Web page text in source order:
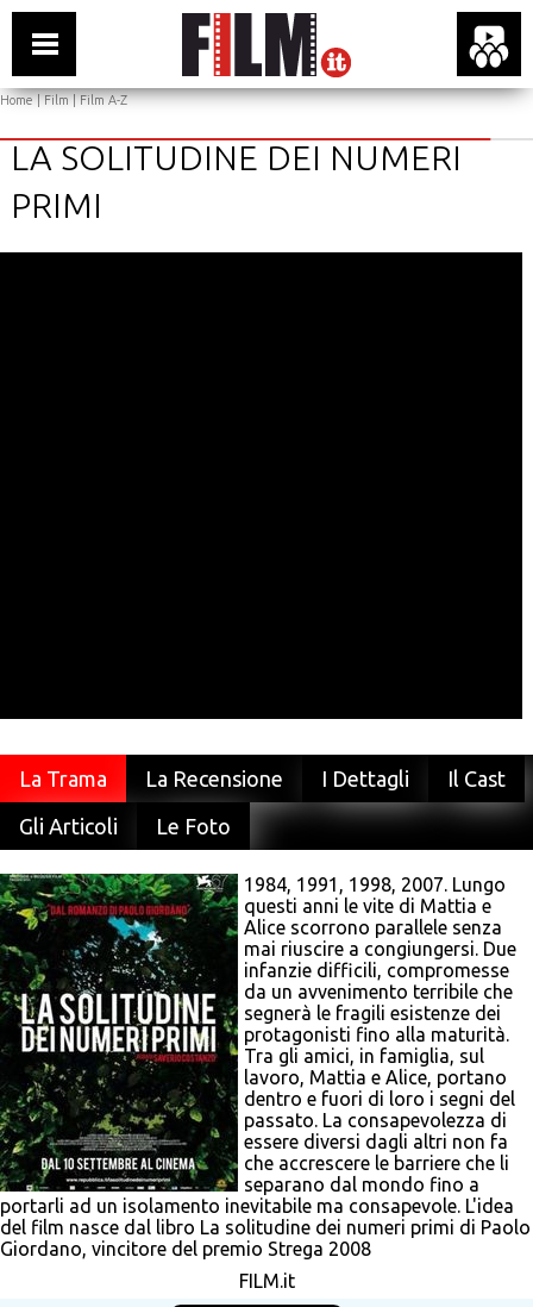
Home|Film|Film A-Z
LA SOLITUDINE DEI NUMERI
PRIMI
La Trama La Recensione I Dettagli
Il Cast
Gli Articoli
Le Foto
1984, 1991, 1998, 2007. Lungo
questi anni le vite di Mattia e
Alice scorrono parallele senza
mai riuscire a congiungersi. Due
infanzie difficili, compromesse
da un avvenimento terribile che
segnerà le fragili esistenze dei
protagonisti fino alla maturità.
Tra gli amici, in famiglia, sul
lavoro, Mattia e Alice, portano
dentro e fuori di loro i segni del
passato. La consapevolezza di
essere diversi dagli altri non fa
che accrescere le barriere che li
separano dal mondo fino a
portarli ad un isolamento inevitabile ma consapevole. L'idea
del film nasce dal libro La solitudine dei numeri primi di Paolo
Giordano, vincitore del premio Strega 2008
FILM.it